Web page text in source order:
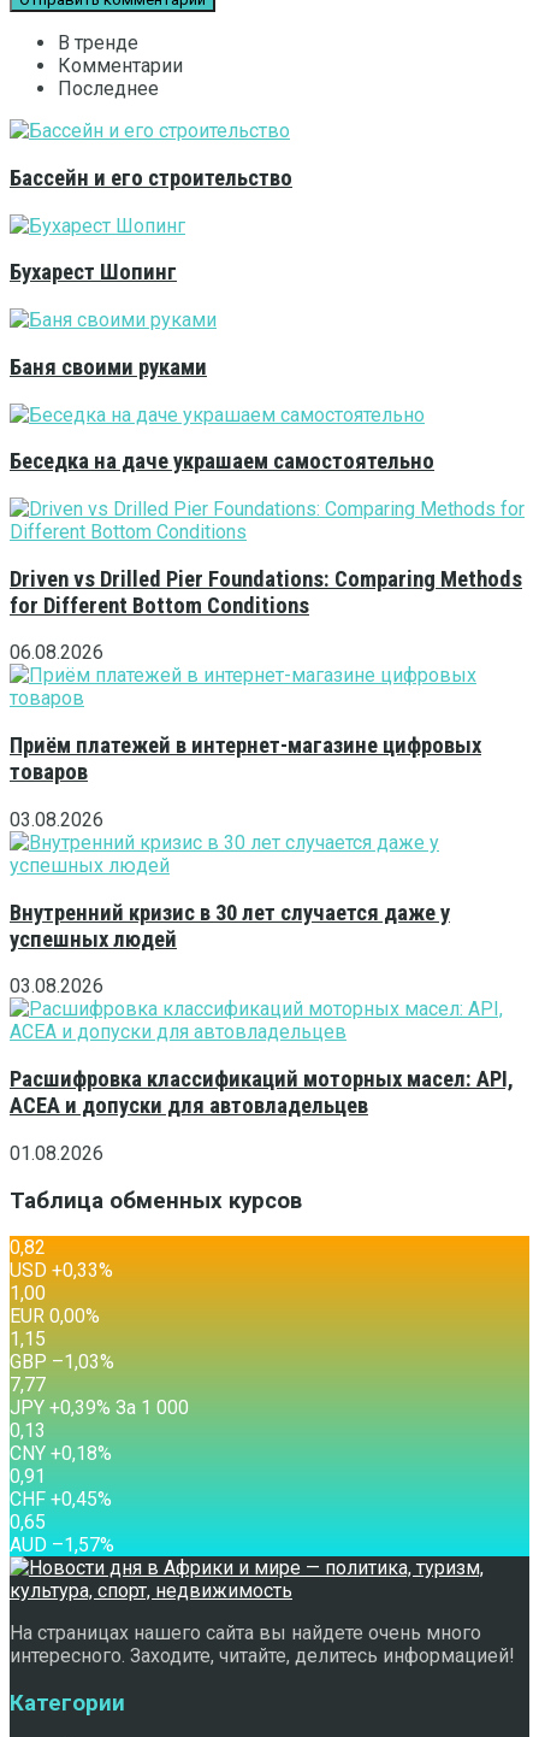
В тренде
Комментарии
Последнее
Бассейн и его строительство
Бухарест Шопинг
Баня своими руками
Беседка на даче украшаем самостоятельно
Driven vs Drilled Pier Foundations: Comparing Methods
for Different Bottom Conditions
06.08.2026
Приём платежей в интернет-магазине цифровых
товаров
03.08.2026
Внутренний кризис в 30 лет случается даже у
успешных людей
03.08.2026
Расшифровка классификаций моторных масел: API,
ACEA и допуски для автовладельцев
01.08.2026
Таблица обменных курсов
0,82
USD +0,33%
1,00
EUR 0,00%
1,15
GBP –1,03%
7,77
JPY +0,39% За 1 000
0,13
CNY +0,18%
0,91
CHF +0,45%
0,65
AUD –1,57%
На страницах нашего сайта вы найдете очень много
интересного. Заходите, читайте, делитесь информацией!
Категории